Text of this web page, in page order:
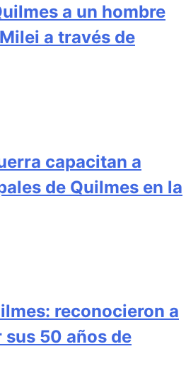
a un hombre
a través de
capacitan a
de Quilmes en la
reconocieron a
50 años de